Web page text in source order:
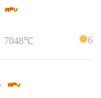
7048℃ 6